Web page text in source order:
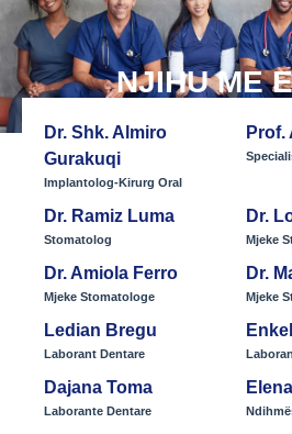
NJIHU ME
Dr. Shk. Almiro
Gurakuqi
Implantolog-Kirurg Oral
Prof.
Dr. Ramiz Luma
Stomatolog
Dr.
Mjeke
Dr. Amiola Ferro​
Mjeke Stomatologe
Dr.
Mjeke
Ledian Bregu​
Laborant Dentare​
Dajana Toma
Laborante Dentare